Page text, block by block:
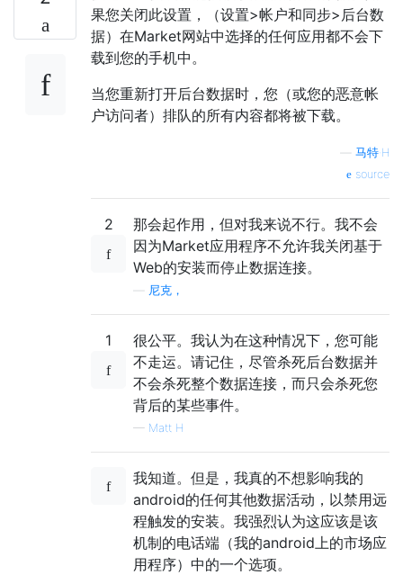
果您关闭此设置，（设置>帐户和同步>后台数
据）在Market网站中选择的任何应用都不会下
载到您的手机中。
当您重新打开后台数据时，您（或您的恶意帐
户访问者）排队的所有内容都将被下载。
马特·H
source
2
那会起作用，但对我来说不行。我不会
因为Market应用程序不允许我关闭基于
Web的安装而停止数据连接。
尼克，
1
很公平。我认为在这种情况下，您可能
不走运。请记住，尽管杀死后台数据并
不会杀死整个数据连接，而只会杀死您
背后的某些事件。
— Matt H
我知道。但是，我真的不想影响我的
android的任何其他数据活动，以禁用远
程触发的安装。我强烈认为这应该是该
机制的电话端（我的android上的市场应
用程序）中的一个选项。